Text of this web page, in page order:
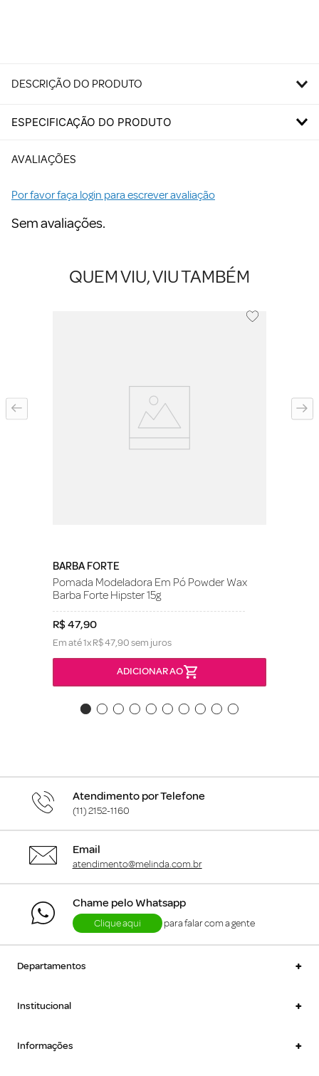
DESCRIÇÃO DO PRODUTO
ESPECIFICAÇÃO DO PRODUTO
AVALIAÇÕES
Por favor faça login para escrever avaliação
Sem avaliações.
QUEM VIU, VIU TAMBÉM
BARBA FORTE
Pomada Modeladora Em Pó Powder Wax
Barba Forte Hipster 15g
R$47,90
Em até1xR$47,90sem juros
ADICIONAR AO
Atendimento por Telefone
(11) 2152-1160
Email
atendimento@melinda.com.br
Chame pelo Whatsapp
Clique aqui para falar com a gente
Departamentos +
Institucional +
Informações +